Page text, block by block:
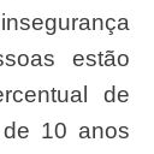
estão
de
10 anos